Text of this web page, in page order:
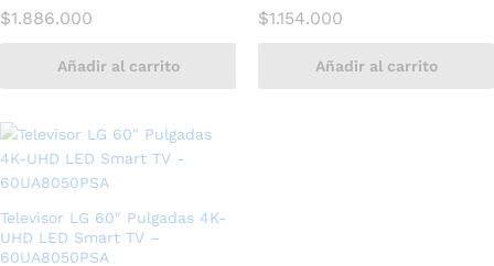
$1.886.000
Añadir al carrito
$1.154.000
Añadir al carrito
Televisor LG 60″ Pulgadas 4K-
UHD LED Smart TV –
60UA8050PSA